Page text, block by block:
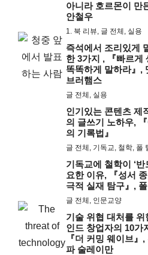
아니라 호르몬이 만
안철우
1. 북 리뷰, 글 전체 , 실용
즉석에서 조리있게
한 3가지 , 『빠르게
똑똑하게 말하라』,
브러햄스
글 전체 , 실용
인기있는 콘텐츠 제
의 글쓰기 노하우,
의 기록법』
글 전체 , 기독교, 철학, 폴
기독교에 철학이 ‘반
요한 이유, 『성서
극적 실재 탐구』,
글 전체 , 인문교양
기술 위협 대처를 위
인드 창업자의 10가
『더 커밍 웨이브』
파 술레이만